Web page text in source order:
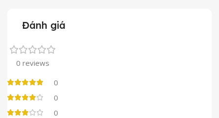
Đánh giá
0 reviews
0
0
0